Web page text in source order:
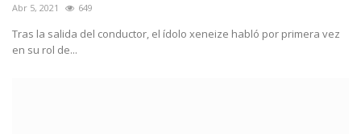
Abr 5, 2021 649
Tras la salida del conductor, el ídolo xeneize habló por primera vez
en su rol de...